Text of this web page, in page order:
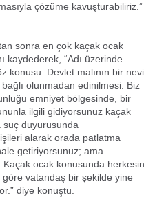
çözüme kavuşturabiliriz.”
sonra en çok kaçak ocak
kaydederek, “Adı üzerinde
konusu. Devlet malının bir nevi
olunmadan edinilmesi. Biz
emniyet bölgesinde, bir
ilgili gidiyorsunuz kaçak
suç duyurusunda
alarak orada patlatma
getiriyorsunuz; ama
Kaçak ocak konusunda herkesin
vatandaş bir şekilde yine
diye konuştu.